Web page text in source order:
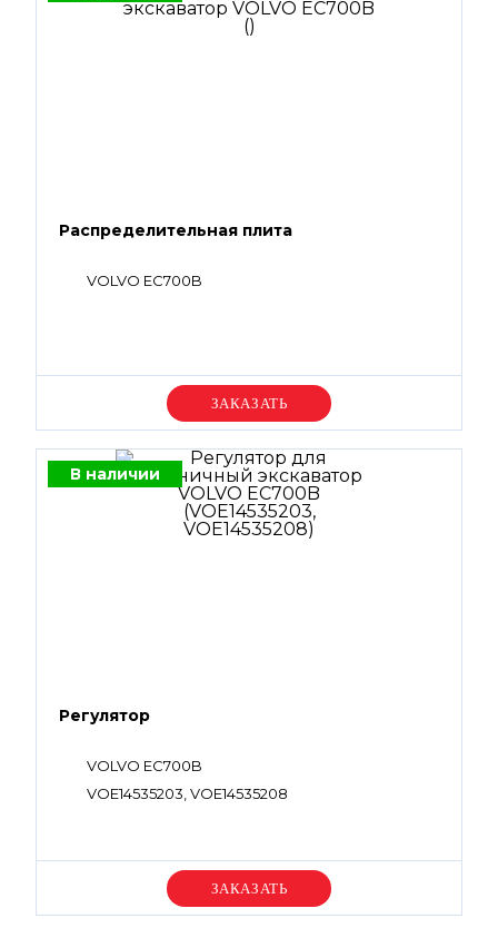
Распределительная плита
VOLVO EC700B
Уточняйте цену
В наличии
Регулятор
VOLVO EC700B
VOE14535203, VOE14535208
Уточняйте цену